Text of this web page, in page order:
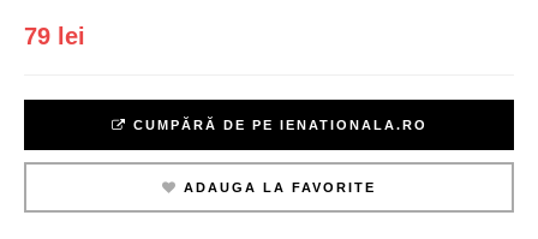
79 lei
CUMPĂRĂ DE PE IENATIONALA.RO
ADAUGA LA FAVORITE